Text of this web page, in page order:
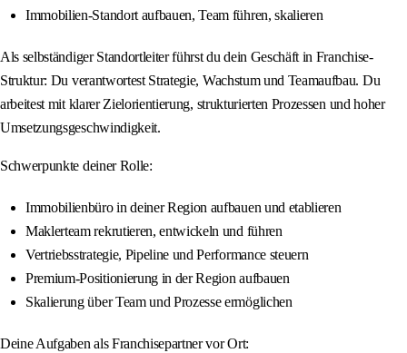
Immobilien-Standort aufbauen, Team führen, skalieren
Als selbständiger Standortleiter führst du dein Geschäft in Franchise-
Struktur: Du verantwortest Strategie, Wachstum und Teamaufbau. Du
arbeitest mit klarer Zielorientierung, strukturierten Prozessen und hoher
Umsetzungsgeschwindigkeit.
Schwerpunkte deiner Rolle:
Immobilienbüro in deiner Region aufbauen und etablieren
Maklerteam rekrutieren, entwickeln und führen
Vertriebsstrategie, Pipeline und Performance steuern
Premium-Positionierung in der Region aufbauen
Skalierung über Team und Prozesse ermöglichen
Deine Aufgaben als Franchisepartner vor Ort: